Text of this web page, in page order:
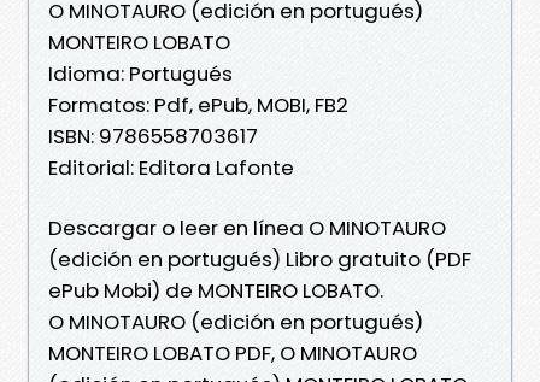
O MINOTAURO (edición en portugués)
MONTEIRO LOBATO
Idioma: Portugués
Formatos: Pdf, ePub, MOBI, FB2
ISBN: 9786558703617
Editorial: Editora Lafonte
Descargar o leer en línea O MINOTAURO
(edición en portugués) Libro gratuito (PDF
ePub Mobi) de MONTEIRO LOBATO.
O MINOTAURO (edición en portugués)
MONTEIRO LOBATO PDF, O MINOTAURO